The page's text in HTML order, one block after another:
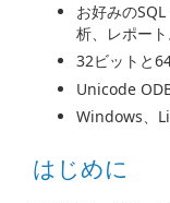
お好みの
析、レポート
32ビットと
Unicode
Windows、
はじめに